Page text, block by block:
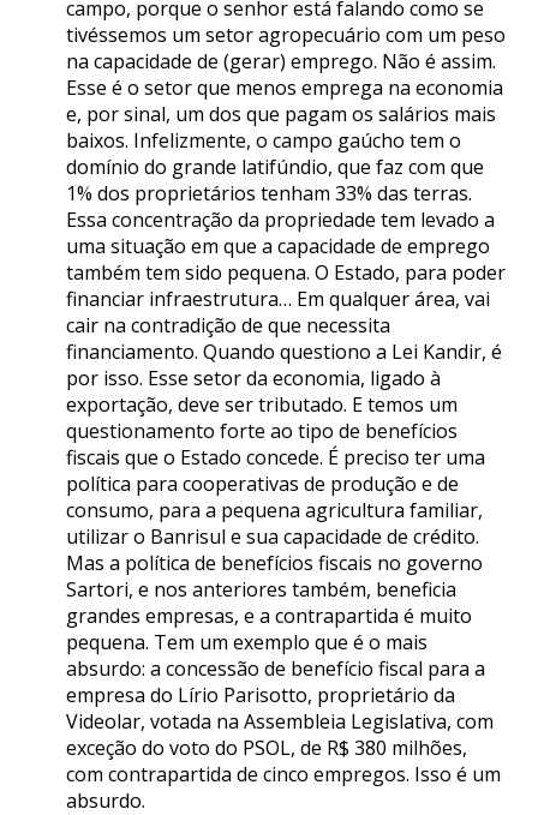
campo, porque o senhor está falando como se
tivéssemos um setor agropecuário com um peso
na capacidade de (gerar) emprego. Não é assim.
Esse é o setor que menos emprega na economia
e, por sinal, um dos que pagam os salários mais
baixos. Infelizmente, o campo gaúcho tem o
domínio do grande latifúndio, que faz com que
1% dos proprietários tenham 33% das terras.
Essa concentração da propriedade tem levado a
uma situação em que a capacidade de emprego
também tem sido pequena. O Estado, para poder
financiar infraestrutura… Em qualquer área, vai
cair na contradição de que necessita
financiamento. Quando questiono a Lei Kandir, é
por isso. Esse setor da economia, ligado à
exportação, deve ser tributado. E temos um
questionamento forte ao tipo de benefícios
fiscais que o Estado concede. É preciso ter uma
política para cooperativas de produção e de
consumo, para a pequena agricultura familiar,
utilizar o Banrisul e sua capacidade de crédito.
Mas a política de benefícios fiscais no governo
Sartori, e nos anteriores também, beneficia
grandes empresas, e a contrapartida é muito
pequena. Tem um exemplo que é o mais
absurdo: a concessão de benefício fiscal para a
empresa do Lírio Parisotto, proprietário da
Videolar, votada na Assembleia Legislativa, com
exceção do voto do PSOL, de R$ 380 milhões,
com contrapartida de cinco empregos. Isso é um
absurdo.